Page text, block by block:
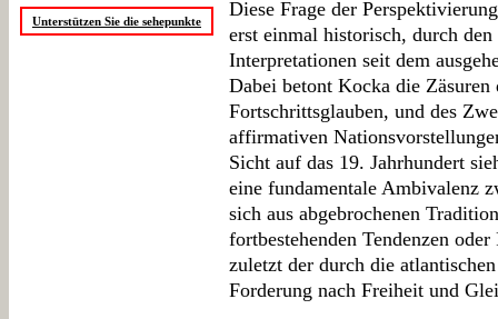
Unterstützen Sie die sehepunkte
Diese Frage der
erst einmal historisch, durch
Interpretationen seit dem
Dabei betont Kocka die
Fortschrittsglauben, und des
affirmativen
Sicht auf das 19. Jahrhundert
eine fundamentale Ambivalenz
sich aus abgebrochenen
fortbestehenden Tendenzen
zuletzt der durch die
Forderung nach Freiheit und